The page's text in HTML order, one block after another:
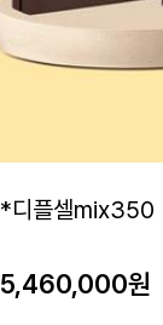
*디플셀mix350
5,460,000원